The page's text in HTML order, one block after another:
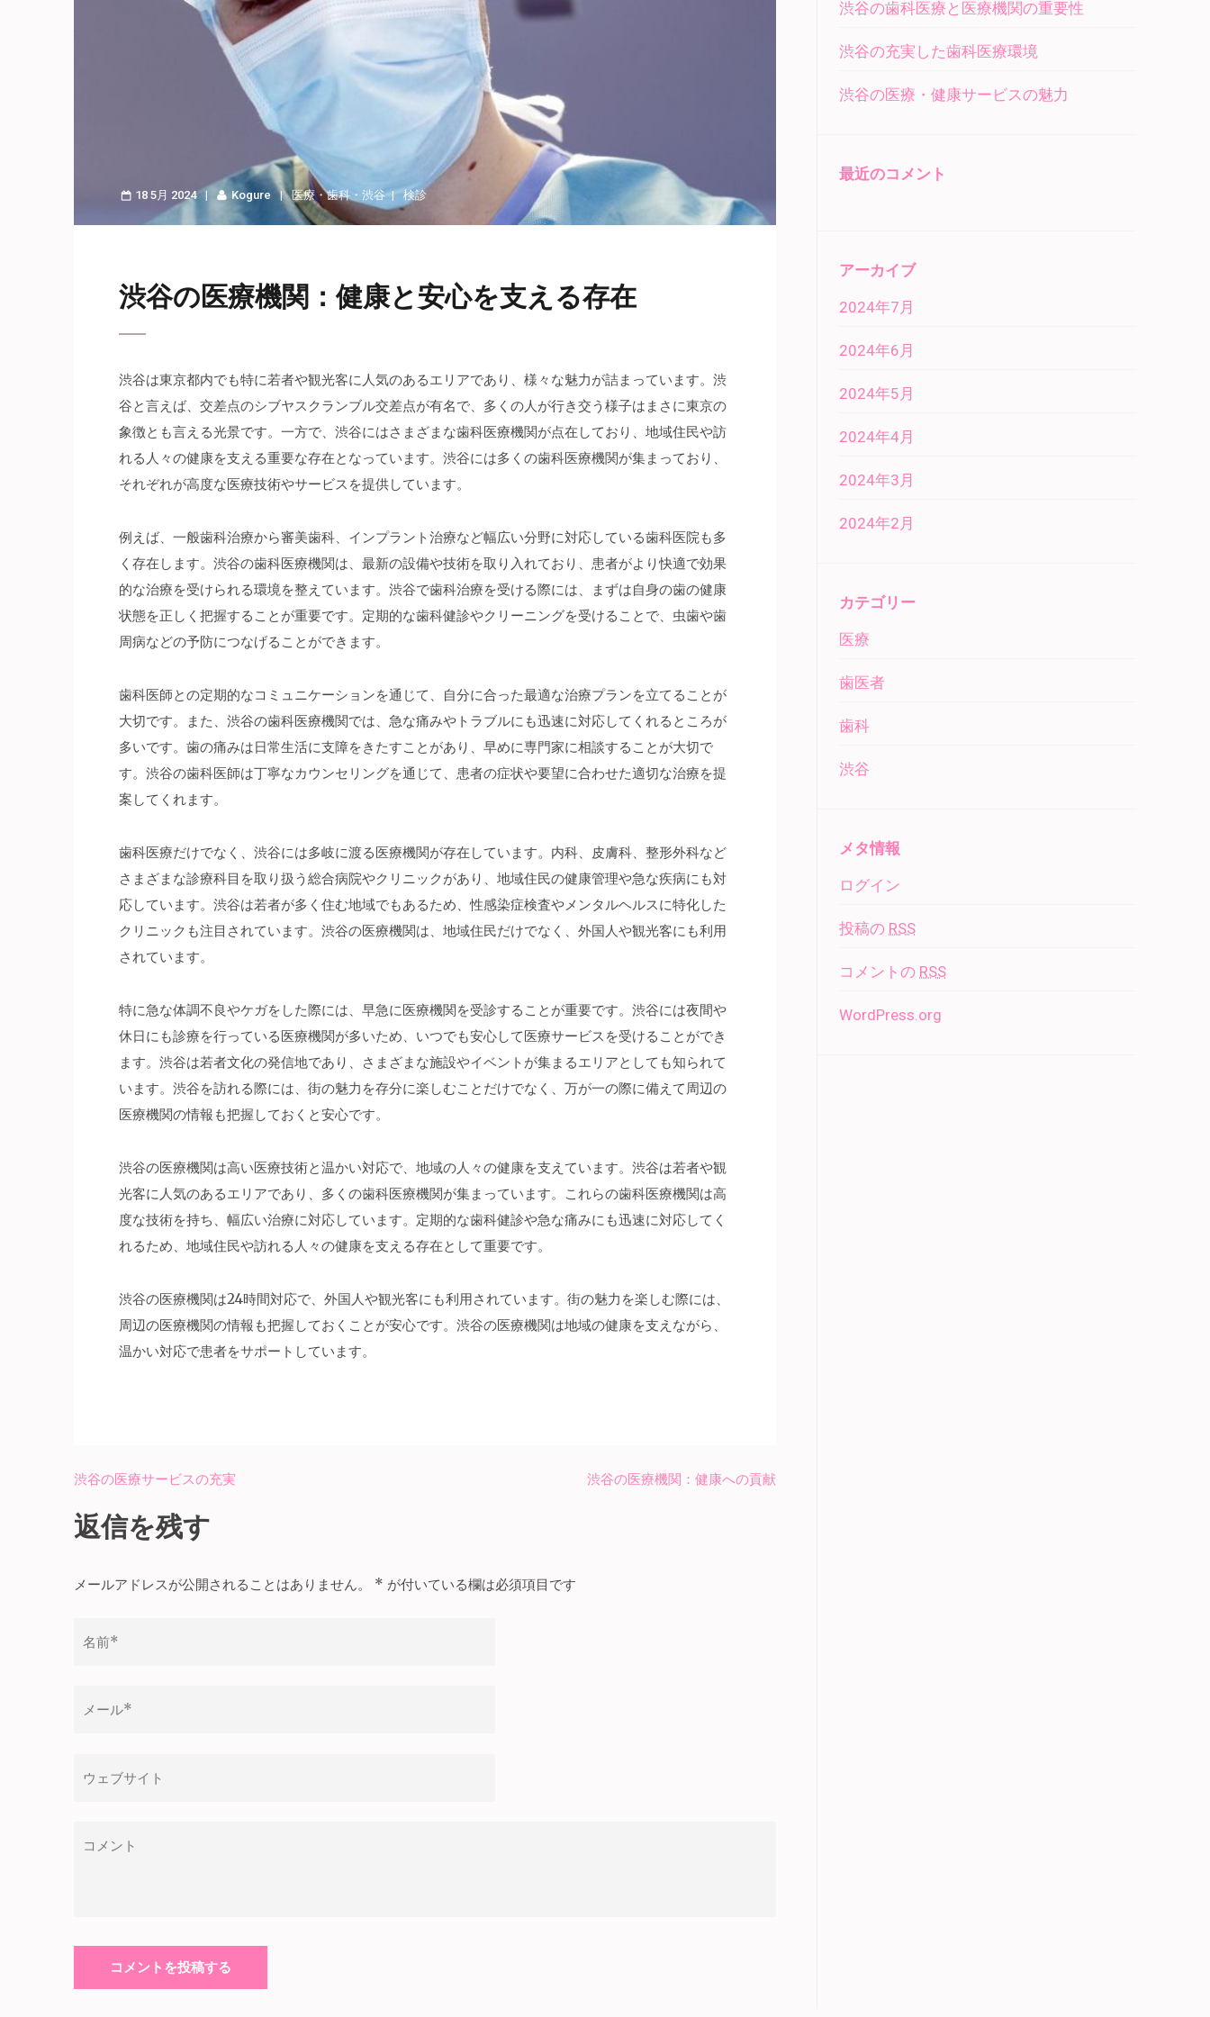
18 5月 2024 Kogure 医療・歯科 ・ 渋谷 検診
渋谷の医療機関：健康と安心を支える存在
渋谷は東京都内でも特に若者や観光客に人気のあるエリアであり、様々な魅力が詰まっています。 渋
谷と言えば、交差点のシブヤスクランブル交差点が有名で、多くの人が行き交う様子はまさに東京の
象徴とも言える光景です。一方で、渋谷にはさまざまな歯科医療機関が点在しており、地域住民や訪
れる人々の健康を支える重要な存在となっています。渋谷には多くの歯科医療機関が集まっており、
それぞれが高度な医療技術やサービスを提供しています。
例えば、一般歯科治療から審美歯科、インプラント治療など幅広い分野に対応している歯科医院も多
く存在します。渋谷の歯科医療機関は、最新の設備や技術を取り入れており、患者がより快適で効果
的な治療を受けられる環境を整えています。渋谷で歯科治療を受ける際には、まずは自身の歯の健康
状態を正しく把握することが重要です。定期的な歯科健診やクリーニングを受けることで、虫歯や歯
周病などの予防につなげることができます。
歯科医師との定期的なコミュニケーションを通じて、自分に合った最適な治療プランを立てることが
大切です。また、渋谷の歯科医療機関では、急な痛みやトラブルにも迅速に対応してくれるところが
多いです。歯の痛みは日常生活に支障をきたすことがあり、早めに専門家に相談することが大切で
す。渋谷の歯科医師は丁寧なカウンセリングを通じて、患者の症状や要望に合わせた適切な治療を提
案してくれます。
歯科医療だけでなく、渋谷には多岐に渡る医療機関が存在しています。内科、皮膚科、整形外科など
さまざまな診療科目を取り扱う総合病院やクリニックがあり、地域住民の健康管理や急な疾病にも対
応しています。渋谷は若者が多く住む地域でもあるため、性感染症検査やメンタルヘルスに特化した
クリニックも注目されています。渋谷の医療機関は、地域住民だけでなく、外国人や観光客にも利用
されています。
特に急な体調不良やケガをした際には、早急に医療機関を受診することが重要です。渋谷には夜間や
休日にも診療を行っている医療機関が多いため、いつでも安心して医療サービスを受けることができ
ます。渋谷は若者文化の発信地であり、さまざまな施設やイベントが集まるエリアとしても知られて
います。渋谷を訪れる際には、街の魅力を存分に楽しむことだけでなく、万が一の際に備えて周辺の
医療機関の情報も把握しておくと安心です。
渋谷の医療機関は高い医療技術と温かい対応で、地域の人々の健康を支えています。渋谷は若者や観
光客に人気のあるエリアであり、多くの歯科医療機関が集まっています。これらの歯科医療機関は高
度な技術を持ち、幅広い治療に対応しています。定期的な歯科健診や急な痛みにも迅速に対応してく
れるため、地域住民や訪れる人々の健康を支える存在として重要です。
渋谷の医療機関は24時間対応で、外国人や観光客にも利用されています。街の魅力を楽しむ際には、
周辺の医療機関の情報も把握しておくことが安心です。渋谷の医療機関は地域の健康を支えながら、
温かい対応で患者をサポートしています。
稿
ナ
ビ
シ
ン
渋谷の医療サービスの充実 渋谷の医療機関：健康への貢献
返信を残す
メールアドレスが公開されることはありません。 * が付いている欄は必須項目です
渋谷の歯科医療と医療機関の重要性
渋谷の充実した歯科医療環境
渋谷の医療・健康サービスの魅力
最近のコメント
アーカイブ
2024年7月
2024年6月
2024年5月
2024年4月
2024年3月
2024年2月
カテゴリー
医療
歯医者
歯科
渋谷
メタ情報
ログイン
投稿の RSS
コメントの RSS
WordPress.org